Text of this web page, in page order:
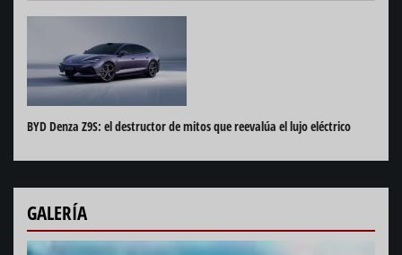
BYD Denza Z9S: el destructor de mitos que reevalúa el lujo eléctrico
GALERÍA